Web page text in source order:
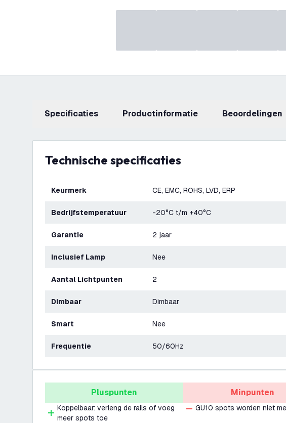
Specificaties productinformatie beoordelingen
Technische specificaties
Keurmerk CE, EMC, ROHS, LVD, ERP
Bedrijfstemperatuur -20°C t/m +40°C
Garantie 2 jaar
Inclusief Lamp Nee
Aantal Lichtpunten 2
Dimbaar Dimbaar
Smart Nee
Frequentie 50/60Hz
Pluspunten
Koppelbaar: verleng de rails of voeg
meer spots toe
Minpunten
GU10 spots worden niet